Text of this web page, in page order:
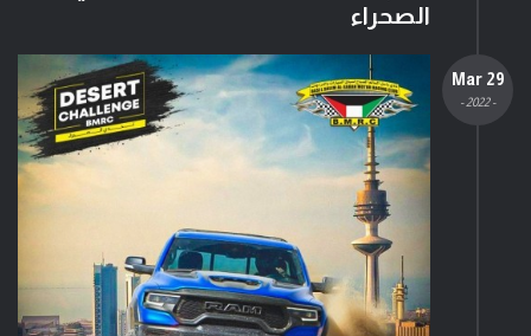
الصحراء
29 Mar
- 2022 -